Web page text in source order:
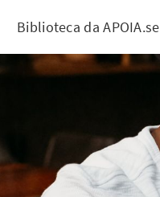
Biblioteca da APOIA.se